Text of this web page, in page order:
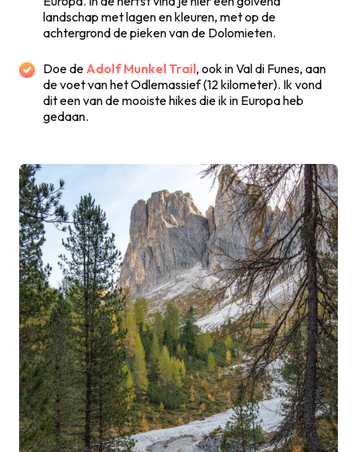
landschap met lagen en kleuren, met op de
achtergrond de pieken van de Dolomieten.
Doe deAdolf Munkel Trail, ook in Val di Funes, aan
de voet van het Odlemassief (12 kilometer). Ik vond
dit een van de mooiste hikes die ik in Europa heb
gedaan.